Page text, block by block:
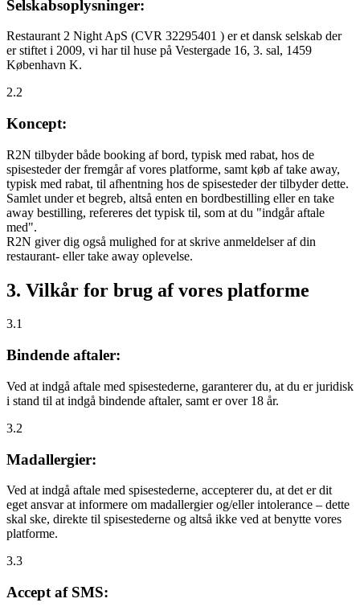
Selskabsoplysninger:
Restaurant 2 Night ApS (CVR 32295401 ) er et dansk selskab der
er stiftet i 2009, vi har til huse på Vestergade 16, 3. sal, 1459
København K.
2.2
Koncept:
R2N tilbyder både booking af bord, typisk med rabat, hos de
spisesteder der fremgår af vores platforme, samt køb af take away,
typisk med rabat, til afhentning hos de spisesteder der tilbyder dette.
Samlet under et begreb, altså enten en bordbestilling eller en take
away bestilling, refereres det typisk til, som at du "indgår aftale
med".
R2N giver dig også mulighed for at skrive anmeldelser af din
restaurant- eller take away oplevelse.
3. Vilkår for brug af vores platforme
3.1
Bindende aftaler:
Ved at indgå aftale med spisestederne, garanterer du, at du er juridisk
i stand til at indgå bindende aftaler, samt er over 18 år.
3.2
Madallergier:
Ved at indgå aftale med spisestederne, accepterer du, at det er dit
eget ansvar at informere om madallergier og/eller intolerance – dette
skal ske, direkte til spisestederne og altså ikke ved at benytte vores
platforme.
3.3
Accept af SMS: